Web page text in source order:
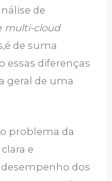
de
multi-cloud
de suma
essas diferenças
geral de uma
problema da
e
dos